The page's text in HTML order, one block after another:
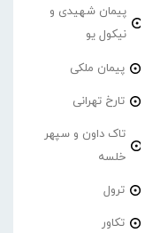
پیمان شهیدی و
نیکول یو
پیمان ملکی
تارخ تهرانی
تاک داون و سپهر
خلسه
ترول
تکاور